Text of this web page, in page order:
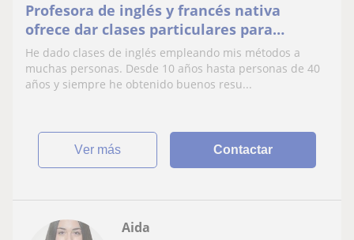
Profesora de inglés y francés nativa
ofrece dar clases particulares para
cualquier tipo de certificado oficial y de
reforzamiento de la asignatura
He dado clases de inglés empleando mis métodos a
muchas personas. Desde 10 años hasta personas de 40
años y siempre he obtenido buenos resu...
ver más Contactar
Aida